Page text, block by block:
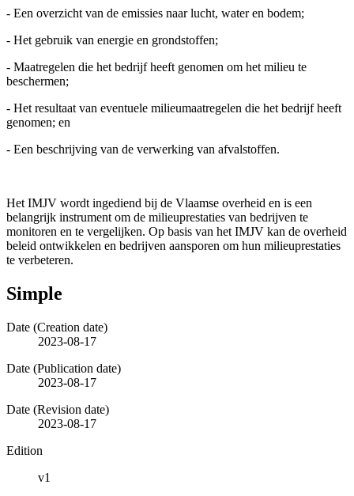
- Een overzicht van de emissies naar lucht, water en bodem;
- Het gebruik van energie en grondstoffen;
- Maatregelen die het bedrijf heeft genomen om het milieu te
beschermen;
- Het resultaat van eventuele milieumaatregelen die het bedrijf heeft
genomen; en
- Een beschrijving van de verwerking van afvalstoffen.
Het IMJV wordt ingediend bij de Vlaamse overheid en is een
belangrijk instrument om de milieuprestaties van bedrijven te
monitoren en te vergelijken. Op basis van het IMJV kan de overheid
beleid ontwikkelen en bedrijven aansporen om hun milieuprestaties
te verbeteren.
Simple
Date (Creation date)
2023-08-17
Date (Publication date)
2023-08-17
Date (Revision date)
2023-08-17
Edition
v1